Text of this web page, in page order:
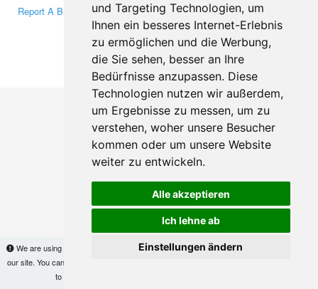
und Targeting Technologien, um
Ihnen ein besseres Internet-Erlebnis
zu ermöglichen und die Werbung,
die Sie sehen, besser an Ihre
Bedürfnisse anzupassen. Diese
Technologien nutzen wir außerdem,
um Ergebnisse zu messen, um zu
verstehen, woher unsere Besucher
kommen oder um unsere Website
weiter zu entwickeln.
Alle akzeptieren
Ich lehne ab
Einstellungen ändern
We are using cookies to provide statistics that help us give you the best experience of
our site. You can find out more
to use the site without changes, you are agreeing to it.
Report A Bug
YouTube
Google+
Makis© Copyright 2026